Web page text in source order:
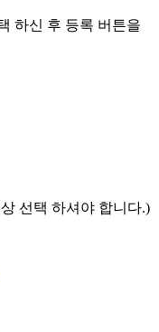
하신 후 등록 버튼을
선택 하셔야 합니다.)